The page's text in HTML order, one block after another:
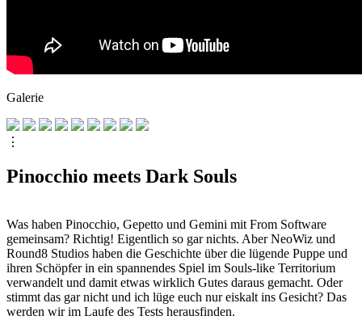
Galerie
⋮
Pinocchio meets Dark Souls
Was haben Pinocchio, Gepetto und Gemini mit From Software
gemeinsam? Richtig! Eigentlich so gar nichts. Aber NeoWiz und
Round8 Studios haben die Geschichte über die lügende Puppe und
ihren Schöpfer in ein spannendes Spiel im Souls-like Territorium
verwandelt und damit etwas wirklich Gutes daraus gemacht. Oder
stimmt das gar nicht und ich lüge euch nur eiskalt ins Gesicht? Das
werden wir im Laufe des Tests herausfinden.